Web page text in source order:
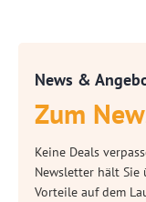
News &
Zum
Keine Deals
Newsletter hält Sie
Vorteile auf dem